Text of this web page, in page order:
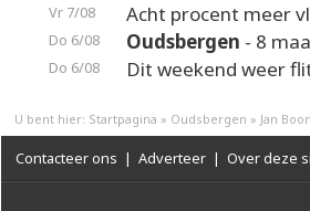
Vr 7/08 Acht procent meer
Do 6/08 Oudsbergen - 8
Do 6/08 Dit weekend weer
U bent hier: Startpagina » Oudsbergen » Jan
Contacteer ons | Adverteer | Over deze